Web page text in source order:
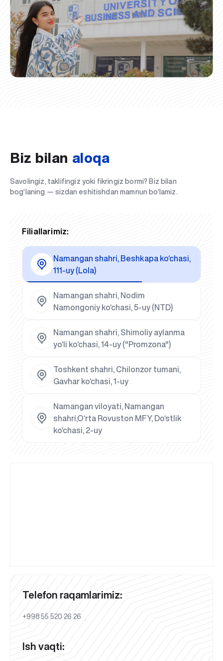
Biz bilan aloqa
Savolingiz, taklifingiz yoki fikringiz bormi? Biz bilan
bog‘laning — sizdan eshitishdan mamnun bo‘lamiz.
Filiallarimiz:
Namangan shahri, Beshkapa ko‘chasi,
111-uy (Lola)
Namangan shahri, Nodim
Namongoniy ko‘chasi, 5-uy (NTD)
Namangan shahri, Shimoliy aylanma
yo‘li ko‘chasi, 14-uy ("Promzona")
Toshkent shahri, Chilonzor tumani,
Gavhar ko‘chasi, 1-uy
Namangan viloyati, Namangan
shahri,O‘rta Rovuston MFY, Do‘stlik
ko‘chasi, 2-uy
Telefon raqamlarimiz:
+998 55 520 26 26
Ish vaqti: